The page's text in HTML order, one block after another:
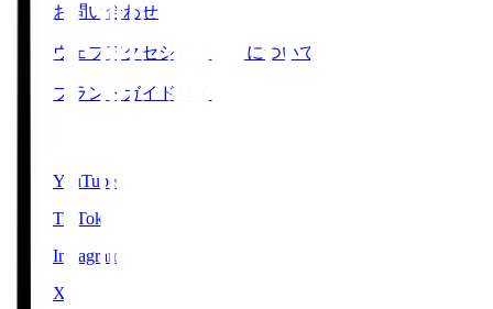
お問い合わせ
ウェブアクセシビリティについて
ブランドガイドライン
YouTube
TikTok
Instagram
X